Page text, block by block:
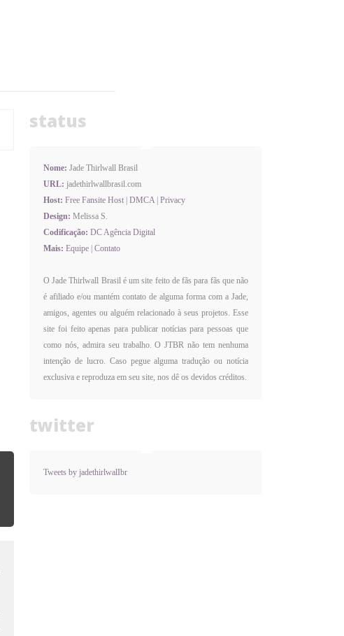
status
Nome: Jade Thirlwall Brasil
URL: jadethirlwallbrasil.com
Host: Free Fansite Host DMCA| Privacy
Design: Melissa S.
Codificação: DC Agência Digital
Mais: Equipe Contato
O Jade Thirlwall Brasil é um site feito de fãs para fãs que não
é afiliado e/ou mantém contato de alguma forma com a Jade,
amigos, agentes ou alguém relacionado à seus projetos. Esse
site foi feito apenas para publicar notícias para pessoas que
como nós, admira seu trabalho. O JTBR não tem nenhuma
intenção de lucro. Caso pegue alguma tradução ou notícia
exclusiva e reproduza em seu site, nos dê os devidos créditos.
twitter
Tweets by jadethirlwalIbr